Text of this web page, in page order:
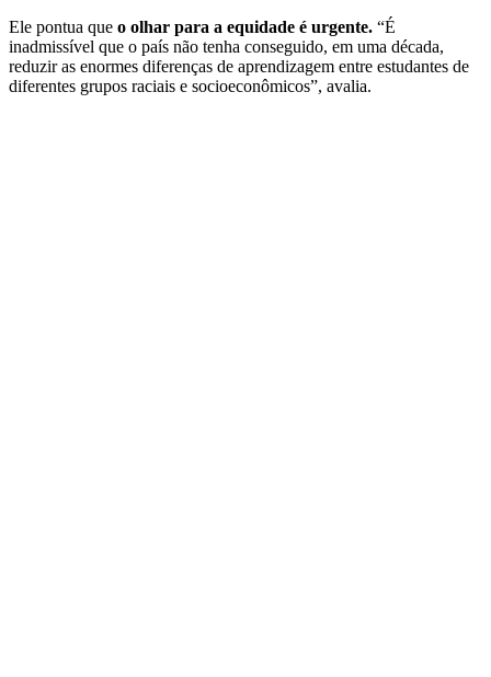
Ele pontua que o olhar para a equidade é urgente. “É
inadmissível que o país não tenha conseguido, em uma década,
reduzir as enormes diferenças de aprendizagem entre estudantes de
diferentes grupos raciais e socioeconômicos”, avalia.